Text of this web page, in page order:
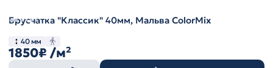
Брусчатка "Классик" 40мм, Мальва ColorMix
40 мм
1850₽ /м²